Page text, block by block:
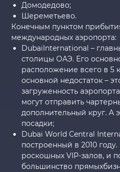
Домодедово;
Шереметьево.
Конечным пунктом
международных аэропорта:
DubaiInternational –
столицы ОАЭ. Его
расположение всего в 5
основной недостаток –
загруженность
могут отправить
дополнительный круг. А
посадки;
Dubai World Central
построенный в 2010
роскошных VIP-залов, и
большинство